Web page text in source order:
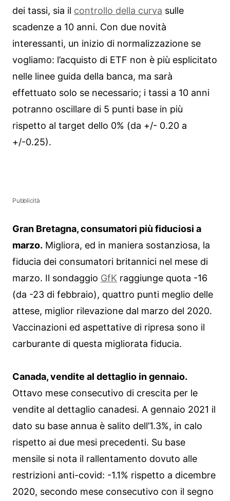
dei tassi, sia il controllo della curva sulle
scadenze a 10 anni. Con due novità
interessanti, un inizio di normalizzazione se
vogliamo: l’acquisto di ETF non è più esplicitato
nelle linee guida della banca, ma sarà
effettuato solo se necessario; i tassi a 10 anni
potranno oscillare di 5 punti base in più
rispetto al target dello 0% (da +/- 0.20 a
+/-0.25).
Pubblicità
Gran Bretagna, consumatori più fiduciosi a
marzo. Migliora, ed in maniera sostanziosa, la
fiducia dei consumatori britannici nel mese di
marzo. Il sondaggio GfK raggiunge quota -16
(da -23 di febbraio), quattro punti meglio delle
attese, miglior rilevazione dal marzo del 2020.
Vaccinazioni ed aspettative di ripresa sono il
carburante di questa migliorata fiducia.
Canada, vendite al dettaglio in gennaio.
Ottavo mese consecutivo di crescita per le
vendite al dettaglio canadesi. A gennaio 2021 il
dato su base annua è salito dell’1.3%, in calo
rispetto ai due mesi precedenti. Su base
mensile si nota il rallentamento dovuto alle
restrizioni anti-covid: -1.1% rispetto a dicembre
2020, secondo mese consecutivo con il segno